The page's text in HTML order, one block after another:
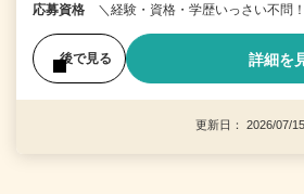
応募資格 ＼経験・資格・学歴いっさい不問
後で見る 詳細を
更新日： 2026/07/